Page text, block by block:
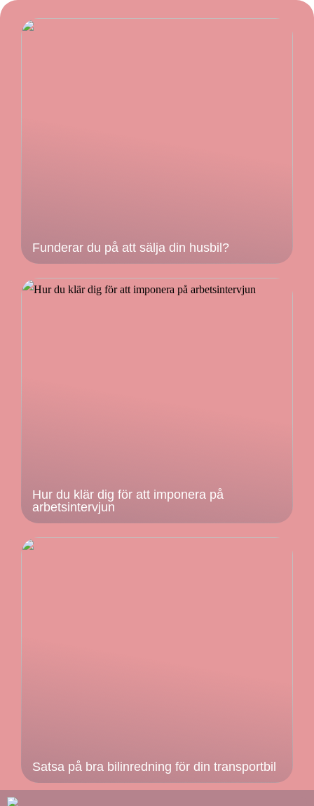
Funderar du på att sälja din husbil?
Hur du klär dig för att imponera på
arbetsintervjun
Satsa på bra bilinredning för din transportbil